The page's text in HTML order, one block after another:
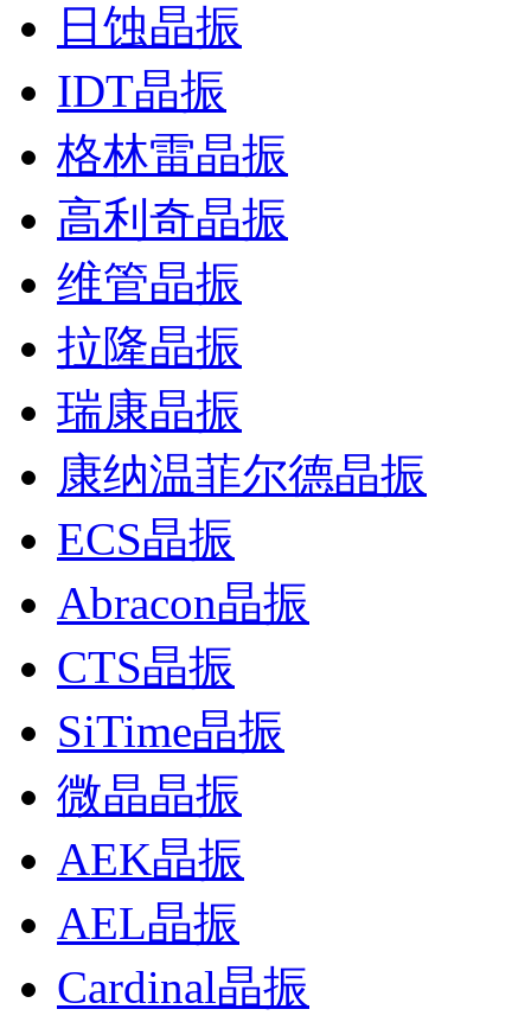
日蚀晶振
IDT晶振
格林雷晶振
高利奇晶振
维管晶振
拉隆晶振
瑞康晶振
康纳温菲尔德晶振
ECS晶振
Abracon晶振
CTS晶振
SiTime晶振
微晶晶振
AEK晶振
AEL晶振
Cardinal晶振